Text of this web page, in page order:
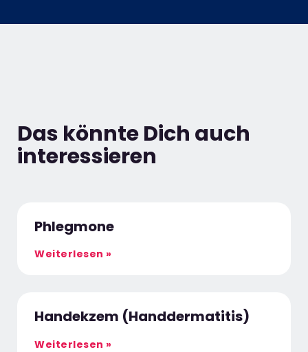
Das könnte Dich auch
interessieren
Phlegmone
Weiterlesen »
Handekzem (Handdermatitis)
Weiterlesen »